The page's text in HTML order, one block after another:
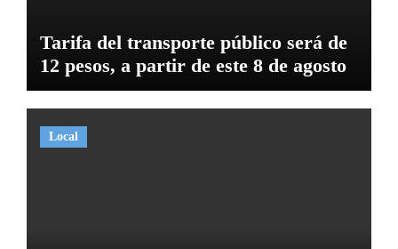
Tarifa del transporte público será de
12 pesos, a partir de este 8 de agosto
Local